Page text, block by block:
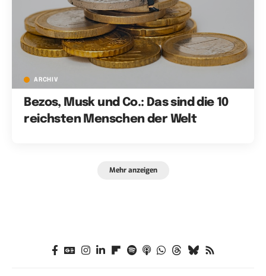
ARCHIV
Bezos, Musk und Co.: Das sind die 10
reichsten Menschen der Welt
Mehr anzeigen